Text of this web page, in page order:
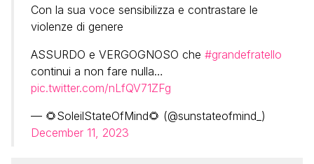
Con la sua voce sensibilizza e contrastare le
violenze di genere
ASSURDO e VERGOGNOSO che #grandefratello
continui a non fare nulla…
pic.twitter.com/nLfQV71ZFg
— 🌻SoleilStateOfMind🌻 (@sunstateofmind_)
December 11, 2023